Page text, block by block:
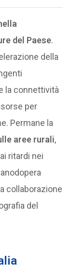
del Paese.
della
la connettività
per
Permane la
aree rurali,
ritardi nei
collaborazione
del